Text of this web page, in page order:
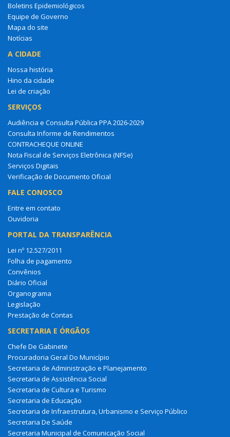
Boletins Epidemiológicos
Equipe de Governo
Mapa do site
Notícias
A CIDADE
Nossa história
Hino da cidade
Lei de criação
SERVIÇOS
Audiência e Consulta Pública PPA 2026-2029
Consulta Informe de Rendimentos
CONTRACHEQUE ONLINE
Nota Fiscal de Serviços Eletrônica (NFSe)
Serviços Digitais
Verificação de Documento Oficial
FALE CONOSCO
Entre em contato
Ouvidoria
PORTAL DA TRANSPARÊNCIA
Lei nº 12.527/2011
Folha de pagamento
Convênios
Diário Oficial
Organograma
Legislação
Prestação de Contas
SECRETARIA E ÓRGÃOS
Chefe De Gabinete
Procuradoria Geral Do Município
Secretaria de Administração e Planejamento
Secretaria de Assistência Social
Secretaria de Cultura e Turismo
Secretaria de Educação
Secretaria de Infraestrutura, Urbanismo e Serviço Público
Secretaria De Saúde
Secretaria Municipal de Comunicação Social